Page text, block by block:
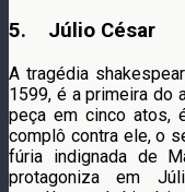
5. Júlio César
A tragédia
1599, é a primeira do
peça em cinco atos,
complô contra ele, o
fúria indignada de
protagoniza em